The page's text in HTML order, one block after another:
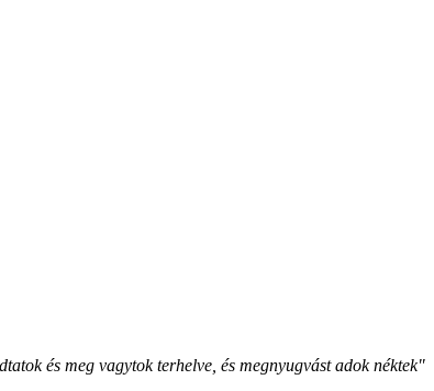
és meg vagytok terhelve, és megnyugvást adok néktek"